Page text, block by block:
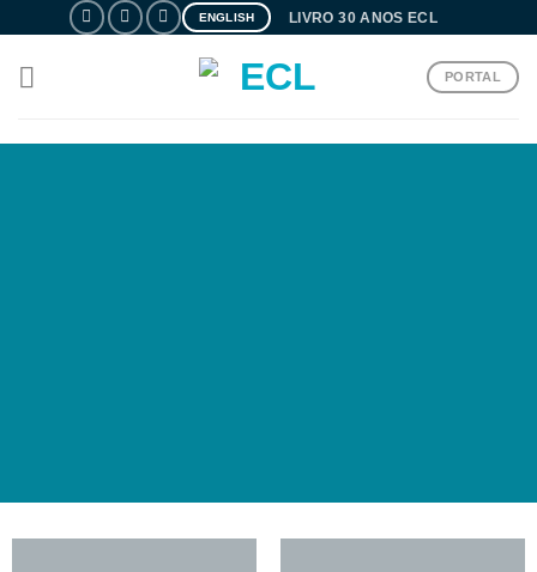
content
ENGLISH LIVRO 30 ANOS ECL
PORTAL